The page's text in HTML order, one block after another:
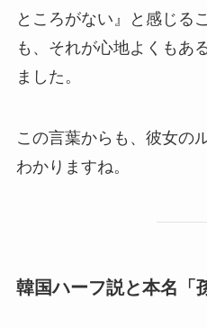
ところがない』と感じる
も、それが心地よくもあ
ました。
この言葉からも、彼女の
わかりますね。
韓国ハーフ説と本名「